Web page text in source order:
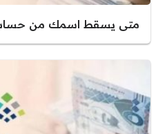
متى يسقط اسمك من